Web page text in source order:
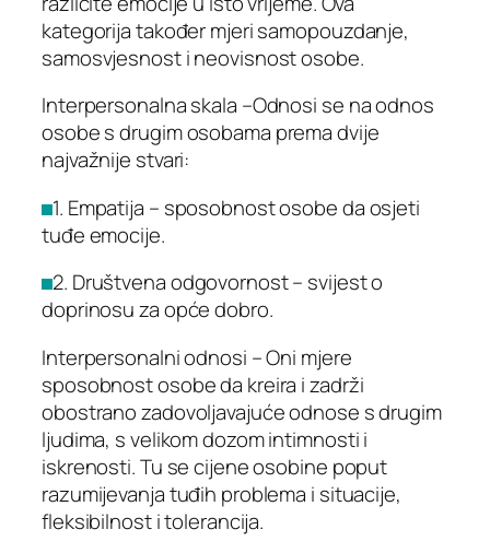
kategorija također mjeri samopouzdanje,
samosvjesnost i neovisnost osobe.
Interpersonalna skala –Odnosi se na odnos
osobe s drugim osobama prema dvije
najvažnije stvari:
1. Empatija – sposobnost osobe da osjeti
tuđe emocije.
2. Društvena odgovornost – svijest o
doprinosu za opće dobro.
Interpersonalni odnosi – Oni mjere
sposobnost osobe da kreira i zadrži
obostrano zadovoljavajuće odnose s drugim
ljudima, s velikom dozom intimnosti i
iskrenosti. Tu se cijene osobine poput
razumijevanja tuđih problema i situacije,
fleksibilnost i tolerancija.